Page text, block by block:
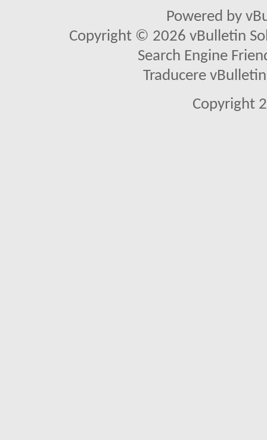
Powered by
Copyright © 2026 vBulletin
Search Engine
Traducere
Copyright